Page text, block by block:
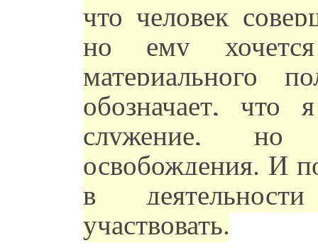
что человек
но ему
материального
обозначает, что
служение,
освобождения. И
в
участвовать.